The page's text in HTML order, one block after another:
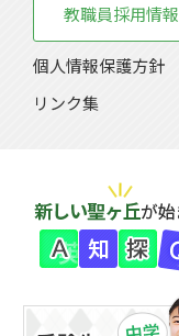
教職員採用情報
個人情報保護方針
リンク集